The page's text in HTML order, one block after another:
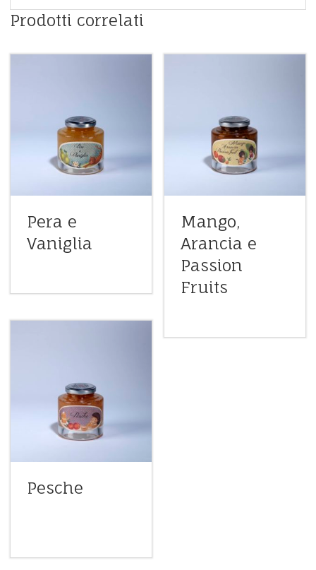
Prodotti correlati
Pera e
Vaniglia
Mango,
Arancia e
Passion
Fruits
Pesche